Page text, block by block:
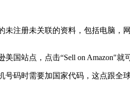
未注册未关联的资料，包括电脑，
国站点，点击“Sell on Amazon"就
号码时需要加国家代码，这点跟全